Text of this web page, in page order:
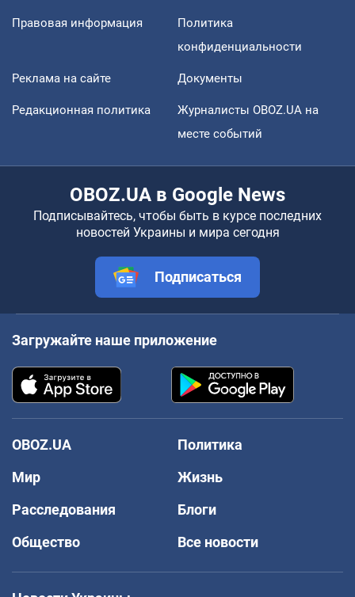
Правовая информация
Политика
конфиденциальности
Реклама на сайте Документы
Редакционная политика
Журналисты OBOZ.UA на
месте событий
OBOZ.UA в Google News
Подписывайтесь, чтобы быть в курсе последних
новостей Украины и мира сегодня
Подписаться
Загружайте наше приложение
OBOZ.UA
Политика
Мир
Жизнь
Расследования
Блоги
Общество
Все новости